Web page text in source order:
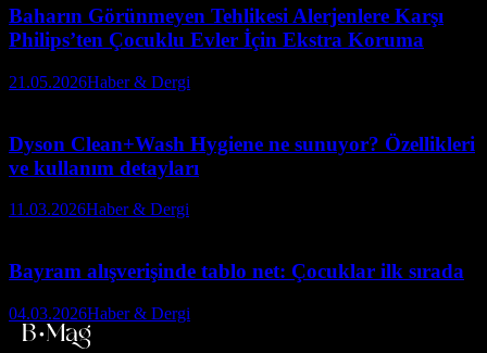
Baharın Görünmeyen Tehlikesi Alerjenlere Karşı
Philips’ten Çocuklu Evler İçin Ekstra Koruma
21.05.2026Haber & Dergi
Dyson Clean+Wash Hygiene ne sunuyor? Özellikleri
ve kullanım detayları
11.03.2026Haber & Dergi
Bayram alışverişinde tablo net: Çocuklar ilk sırada
04.03.2026Haber & Dergi